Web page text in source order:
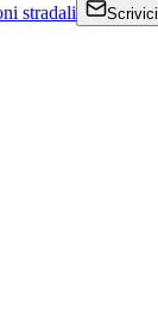
stradali Scrivici